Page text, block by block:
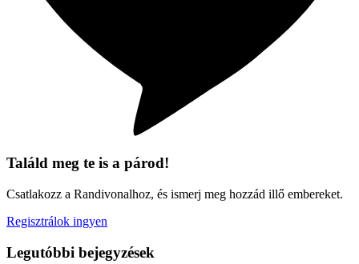
Találd meg te is a párod!
Csatlakozz a Randivonalhoz, és ismerj meg hozzád illő embereket.
Regisztrálok ingyen
Legutóbbi bejegyzések